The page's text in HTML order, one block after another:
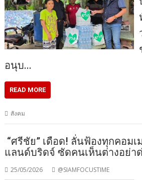
อนุบ…
READ MORE
สังคม
“ศรีชัย” เดือด! ลั่นฟ้องทุกคอม
แลนด์บริดจ์ ซัดคนเห็นต่างอย่า
25/05/2026 @SIAMFOCUSTIME